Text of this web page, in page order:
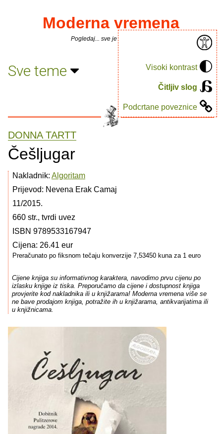
Visoki kontrast
Čitljiv slog
Podcrtane poveznice
Moderna vremena
Pogledaj... sve je puno knjiga.
Sve teme
DONNA TARTT
Češljugar
Nakladnik: Algoritam
Prijevod: Nevena Erak Camaj
11/2015.
660 str., tvrdi uvez
ISBN 9789533167947
Cijena: 26.41 eur
Preračunato po fiksnom tečaju konverzije 7,53450 kuna za 1 euro
Cijene knjiga su informativnog karaktera, navodimo prvu cijenu po
izlasku knjige iz tiska. Preporučamo da cijene i dostupnost knjiga
provjerite kod nakladnika ili u knjižarama! Moderna vremena više se
ne bave prodajom knjiga, potražite ih u knjižarama, antikvarijatima ili
u knjižnicama.